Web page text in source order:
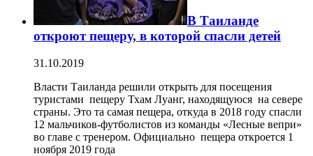
В Таиланде
откроют пещеру, в которой спасли детей
31.10.2019
Власти Таиланда решили открыть для посещения
туристами пещеру Тхам Луанг, находящуюся на севере
страны. Это та самая пещера, откуда в 2018 году спасли
12 мальчиков-футболистов из команды «Лесные вепри»
во главе с тренером. Официально пещера откроется 1
ноября 2019 года